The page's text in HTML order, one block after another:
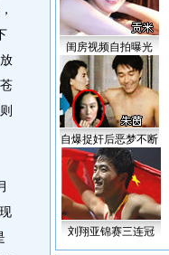
闺房视频自拍曝光
自爆捉奸后恶梦不断
刘翔亚锦赛三连冠